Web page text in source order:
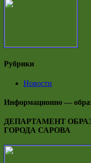
Рубрики
Новости
Информационно —
ДЕПАРТАМЕНТ
ГОРОДА САРОВА